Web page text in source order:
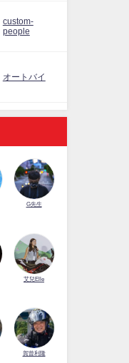
custom-
people
オートバイ
G先生
艾兒Elle
賀曾利隆